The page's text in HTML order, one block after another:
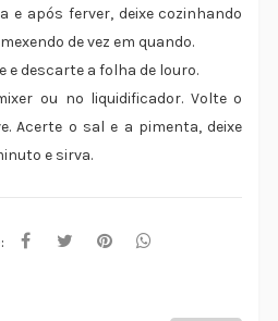
e após ferver, deixe cozinhando
de vez em quando.
e descarte a folha de louro.
ou no liquidificador. Volte o
Acerte o sal e a pimenta, deixe
e sirva.